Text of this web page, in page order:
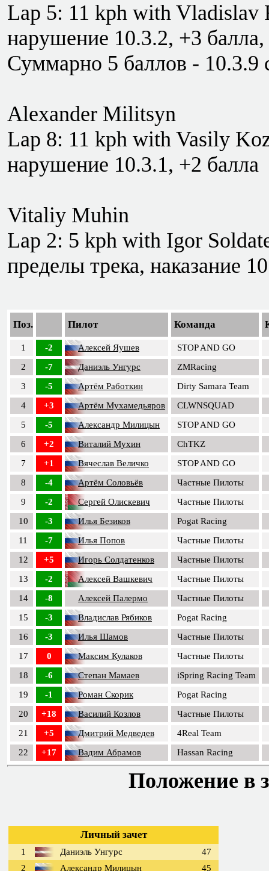
Lap 5: 11 kph with Vladislav
нарушение 10.3.2, +3
Суммарно 5 баллов - 10.3.9
Alexander Militsyn
Lap 8: 11 kph with Vasily
нарушение 10.3.1, +2 балла
Vitaliy Muhin
Lap 2: 5 kph with Igor
пределы трека, наказание
Поз. Пилот Команда
1 -2 Алексей Яушев
STOP AND GO
2
-7 Даниэль Унгурс
ZMRacing
3
-5 Артём Работкин
Dirty Samara Team
4
+3 Артём Мухамедьяров
CLWNSQUAD
5
-5 Александр Милицын
STOP AND GO
6
+2 Виталий Мухин
ChTKZ
7
+1 Вячеслав Величко
STOP AND GO
8
-4 Артём Соловьёв
Частные Пилоты
9
-2 Сергей Олискевич
Частные Пилоты
10
-3 Илья Безиков
Pogat Racing
11
-7 Илья Попов
Частные Пилоты
12
+5 Игорь Солдатенков
Частные Пилоты
13
-2 Алексей Вашкевич
Частные Пилоты
14
-8 Алексей Палермо
Частные Пилоты
15
-3 Владислав Рябиков
Pogat Racing
16
-3 Илья Шамов
Частные Пилоты
17
0 Максим Кулаков
Частные Пилоты
18
-6 Степан Мамаев
iSpring Racing Team
19
-1 Роман Скорик
Pogat Racing
20
+18 Василий Козлов
Частные Пилоты
21
+5 Дмитрий Медведев
4Real Team
22
+17 Вадим Абрамов Hassan Racing
Положение в
Личный зачет
1 Даниэль Унгурс
47
2
Александр Милицын 45